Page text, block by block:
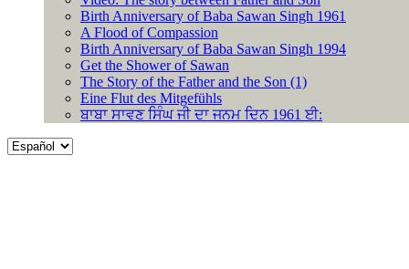
Birth Anniversary of Baba Sawan Singh 1961
A Flood of Compassion
Birth Anniversary of Baba Sawan Singh 1994
Get the Shower of Sawan
The Story of the Father and the Son (1)
Eine Flut des Mitgefühls
ਬਾਬਾ ਸਾਵਣ ਸਿੰਘ ਜੀ ਦਾ ਜਨਮ ਦਿਨ 1961 ਈ:
Choose